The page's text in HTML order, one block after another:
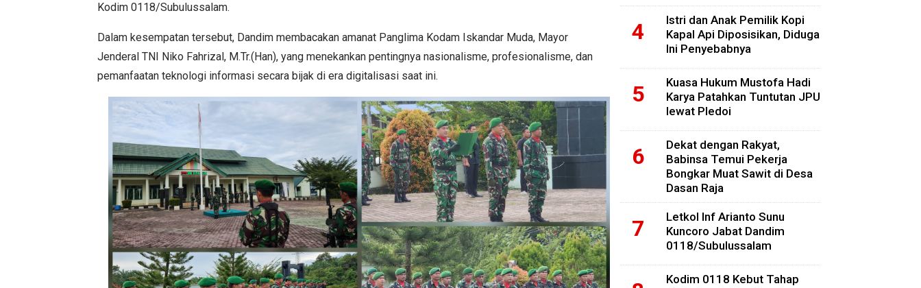
Kodim 0118/Subulussalam.
Dalam kesempatan tersebut, Dandim membacakan amanat Panglima Kodam Iskandar Muda, Mayor
Jenderal TNI Niko Fahrizal, M.Tr.(Han), yang menekankan pentingnya nasionalisme, profesionalisme, dan
pemanfaatan teknologi informasi secara bijak di era digitalisasi saat ini.
Istri dan Anak Pemilik Kopi
Kapal Api Diposisikan, Diduga
Ini Penyebabnya
Kuasa Hukum Mustofa Hadi
Karya Patahkan Tuntutan JPU
lewat Pledoi
Dekat dengan Rakyat,
Babinsa Temui Pekerja
Bongkar Muat Sawit di Desa
Dasan Raja
Letkol Inf Arianto Sunu
Kuncoro Jabat Dandim
0118/Subulussalam
Kodim 0118 Kebut Tahap